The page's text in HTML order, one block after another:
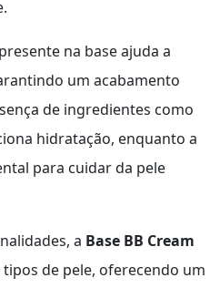
presente na base ajuda a
um acabamento
de ingredientes como
hidratação, enquanto a
para cuidar da pele
a Base BB Cream
de pele, oferecendo um